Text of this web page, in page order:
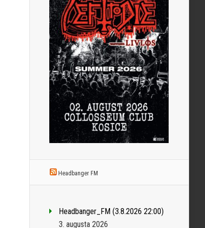
Headbanger FM
Headbanger_FM (3.8.2026 22:00)
3. augusta 2026